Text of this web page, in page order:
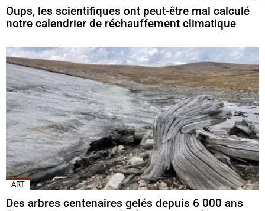
Oups, les scientifiques ont peut-être mal calculé
notre calendrier de réchauffement climatique
ART
Des arbres centenaires gelés depuis 6 000 ans